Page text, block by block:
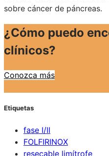
sobre cáncer de páncreas.
¿Cómo puedo
clínicos?
Conozca más
Etiquetas
fase I/II
FOLFIRINOX
resecable limítrofe